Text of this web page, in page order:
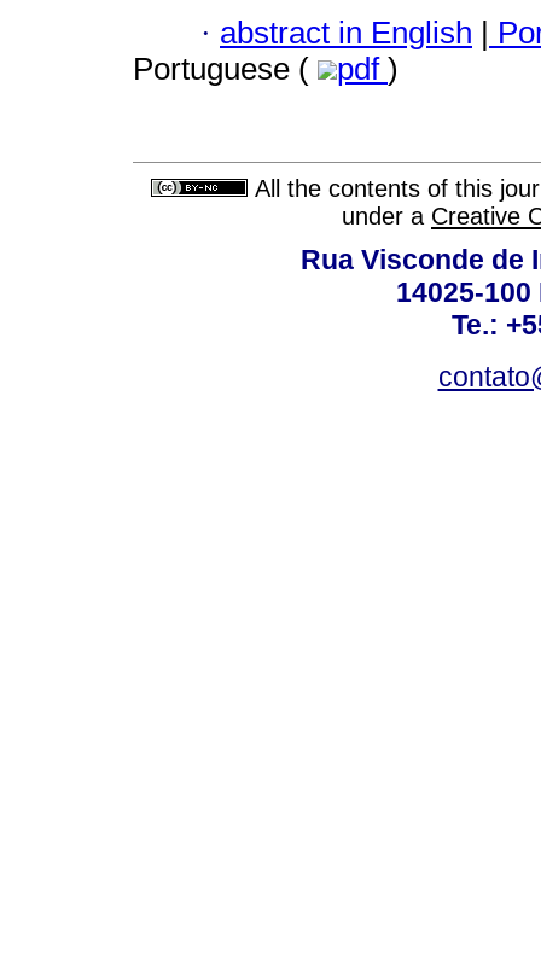
· abstract in English |
Portuguese (
pdf )
All the contents of this
under a Creative
Rua Visconde de
14025-
Te.: